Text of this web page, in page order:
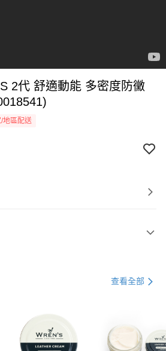
2代 舒適動能 多密度防黴
/地區配送
查看全部